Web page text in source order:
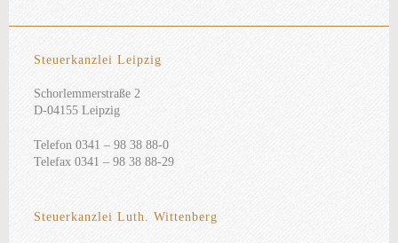
Steuerkanzlei Leipzig
Schorlemmerstraße 2
D-04155 Leipzig
Telefon 0341 – 98 38 88-0
Telefax 0341 – 98 38 88-29
Steuerkanzlei Luth. Wittenberg